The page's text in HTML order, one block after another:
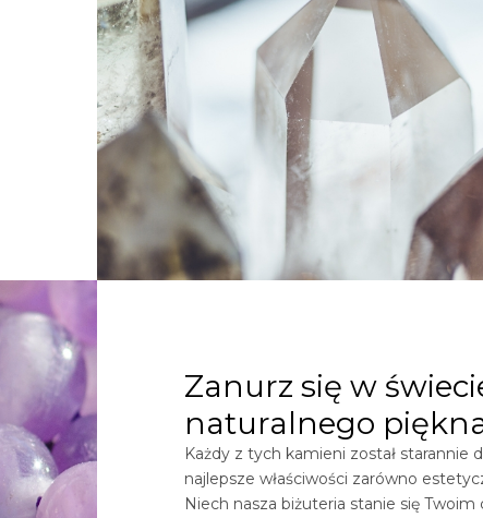
Zanurz się w
naturalnego
Każdy z tych kamieni został starannie
najlepsze właściwości zarówno
Niech nasza biżuteria stanie się